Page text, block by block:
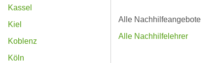
Kassel
Kiel
Koblenz
Köln
Alle Nachhilfeangebote
Alle Nachhilfelehrer